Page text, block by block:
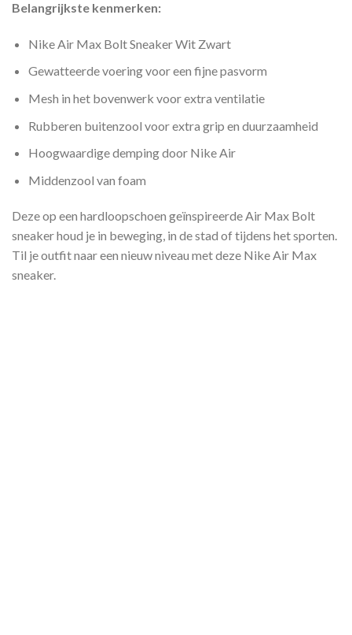
Belangrijkste kenmerken:
Nike Air Max Bolt Sneaker Wit Zwart
Gewatteerde voering voor een fijne pasvorm
Mesh in het bovenwerk voor extra ventilatie
Rubberen buitenzool voor extra grip en duurzaamheid
Hoogwaardige demping door Nike Air
Middenzool van foam
Deze op een hardloopschoen geïnspireerde Air Max Bolt
sneaker houd je in beweging, in de stad of tijdens het sporten.
Til je outfit naar een nieuw niveau met deze Nike Air Max
sneaker.